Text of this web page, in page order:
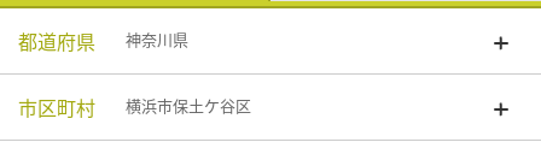
都道府県 神奈川県
市区町村 横浜市保土ケ谷区